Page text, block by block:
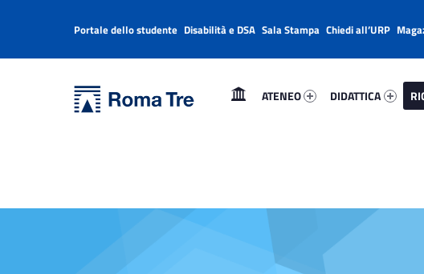
Assegni di Ricerca - Università Roma Tre
ATENEO
DIDATTICA
Header info sidebar
Portale dello studente Disabilità e DSA Sala Stampa Chiedi all’URP